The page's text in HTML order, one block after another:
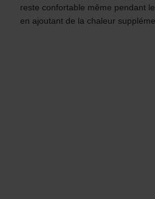
reste confortable même pendant
en ajoutant de la chaleur